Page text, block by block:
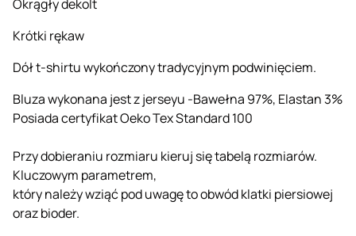
Okrągły dekolt
Krótki rękaw
Dół t-shirtu wykończony tradycyjnym podwinięciem.
Bluza wykonana jest z jerseyu -Bawełna 97%, Elastan 3%
Posiada certyfikat Oeko Tex Standard 100
Przy dobieraniu rozmiaru kieruj się tabelą rozmiarów.
Kluczowym parametrem,
który należy wziąć pod uwagę to obwód klatki piersiowej
oraz bioder.